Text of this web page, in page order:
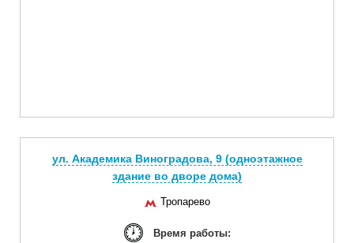
ул. Академика Виноградова, 9 (одноэтажное
здание во дворе дома)
Тропарево
Время работы: